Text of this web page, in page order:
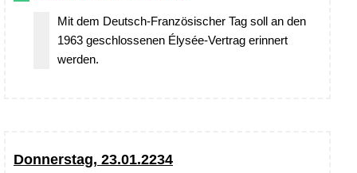
Mit dem Deutsch-Französischer Tag soll an den
1963 geschlossenen Élysée-Vertrag erinnert
werden.
Donnerstag, 23.01.2234